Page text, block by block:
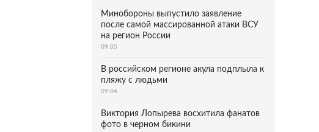
Минобороны выпустило заявление
после самой массированной атаки ВСУ
на регион России
09:05
В российском регионе акула подплыла к
пляжу с людьми
09:04
Виктория Лопырева восхитила фанатов
фото в черном бикини